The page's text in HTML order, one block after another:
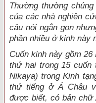
Thường thường
của các nhà nghiên
câu nói ngắn gọn
phần nhiều ở kinh này
Cuốn kinh này gồm
thứ hai trong 15 cuốn
Nikaya) trong Kinh
thứ tiếng ở Á Châu
được biết, có bản chữ